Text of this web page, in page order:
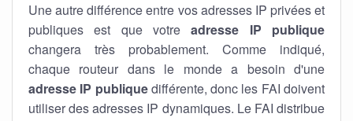
Une autre différence entre vos adresses IP privées et
publiques est que votreadresse IP publique
changera très probablement. Comme indiqué,
chaque routeur dans le monde a besoin d'une
adresse IP publiquedifférente, donc les FAI doivent
utiliser des adresses IP dynamiques. Le FAI distribue